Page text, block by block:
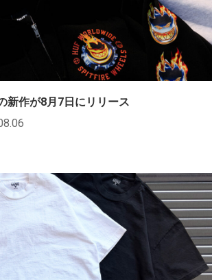
新作が8月7日にリリース